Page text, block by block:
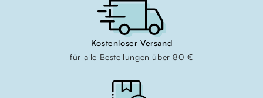
Kostenloser Versand
für alle Bestellungen über 80 €